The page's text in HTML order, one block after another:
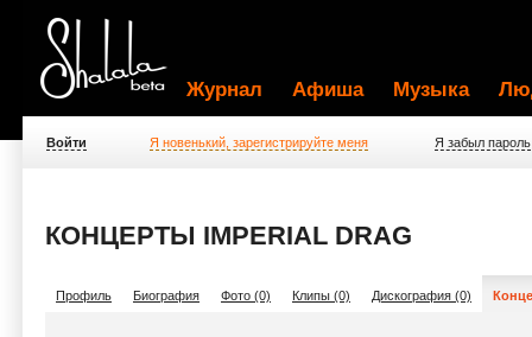
Журнал Афиша Музыка
Войти Я новенький, зарегистрируйте меня Я забыл пароль
КОНЦЕРТЫ IMPERIAL DRAG
Профиль Биография Фото (0) Клипы (0) Дискография (0)